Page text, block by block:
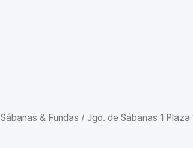
Sábanas & Fundas / Jgo. de Sábanas 1 Plaza